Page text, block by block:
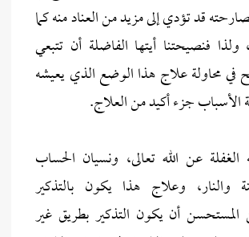
قد تؤدي إلى مزيد من العناد منه كما
فنصيحتنا أيتها الفاضلة أن تتبعي
في محاولة علاج هذا الوضع الذي يعيشه
جزء أكيد من العلاج.
عن الله تعالى، ونسيان الحساب
والنار، وعلاج هذا يكون بالتذكير
المستحسن أن يكون التذكير بطريق غير